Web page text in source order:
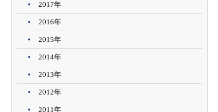
2017年
2016年
2015年
2014年
2013年
2012年
2011年